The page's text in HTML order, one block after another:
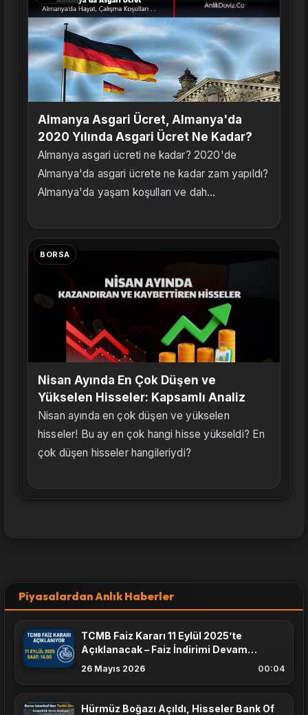
Almanya Asgari Ücret, Almanya'da
2020 Yılında Asgari Ücret Ne Kadar?
Almanya asgari ücreti ne kadar? 2020'de
Almanya'da asgari ücrete ne kadar zam yapıldı?
Almanya'da yaşam koşulları ve dah...
BORSA
Nisan Ayında En Çok Düşen ve
Yükselen Hisseler: Kapsamlı Analiz
Nisan ayında en çok düşen ve yükselen
hisseler! Bu ay en çok hangi hisse yükseldi? En
çok düşen hisseler hangileriydi?
Piyasalardan Anlık Haberler
TCMB Faiz Kararı 11 Eylül 2025’te
Açıklanacak – Faiz İndirimi Devam
Edecek mi?
26 Mayıs 2026 00:04
Hürmüz Boğazı Açıldı, Hisseler Bank Of